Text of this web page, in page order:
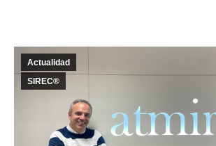
Actualidad
SIREC®